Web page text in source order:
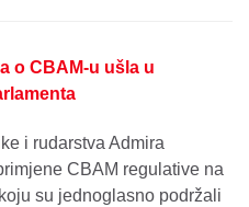
o CBAM-u ušla u
i rudarstva Admira
CBAM regulative na
su jednoglasno podržali